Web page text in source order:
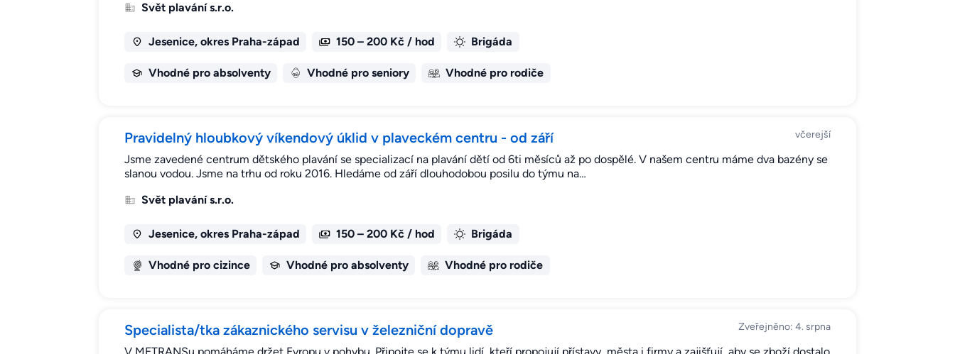
Svět plavání s.r.o.
Jesenice, okres Praha-západ 150 – 200 Kč / hod Brigáda
Vhodné pro absolventy Vhodné pro seniory Vhodné pro rodiče
Pravidelný hloubkový víkendový úklid v plaveckém centru - od září včerejší
Jsme zavedené centrum dětského plavání se specializací na plavání dětí od 6ti měsíců až po dospělé. V našem centru máme dva bazény se
slanou vodou. Jsme na trhu od roku 2016. Hledáme od září dlouhodobou posilu do týmu na…
Svět plavání s.r.o.
Jesenice, okres Praha-západ 150 – 200 Kč / hod Brigáda
Vhodné pro cizince Vhodné pro absolventy Vhodné pro rodiče
Specialista/tka zákaznického servisu v železniční dopravě Zveřejněno: 4. srpna